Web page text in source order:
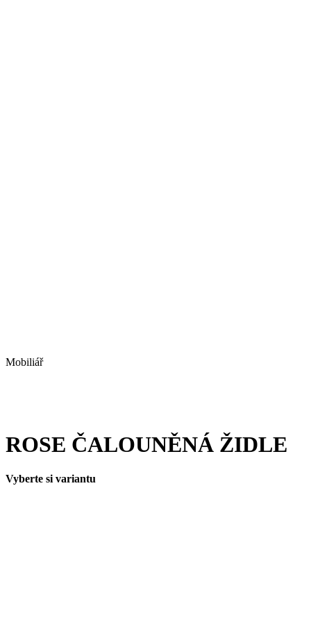
Mobiliář
ROSE ČALOUNĚNÁ ŽIDLE
Vyberte si variantu